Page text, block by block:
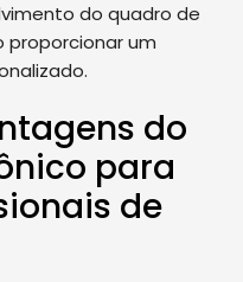
do quadro de
proporcionar um
do
para
de